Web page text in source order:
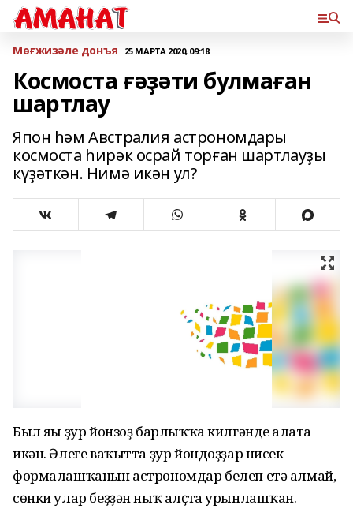
Мөғжизәле донъя 25 МАРТА 2020, 09:18
Космоста ғәҙәти булмаған
шартлау
Япон һәм Австралия астрономдары
космоста һирәк осрай торған шартлауҙы
күҙәткән. Нимә икән ул?
Был яңы ҙур йонзоҙ барлыҡҡа килгәнде аңлата
икән. Әлеге ваҡытта ҙур йондоҙҙар нисек
формалашҡанын астрономдар белеп етә алмай,
сөнки улар беҙҙән ныҡ алҫта урынлашҡан.